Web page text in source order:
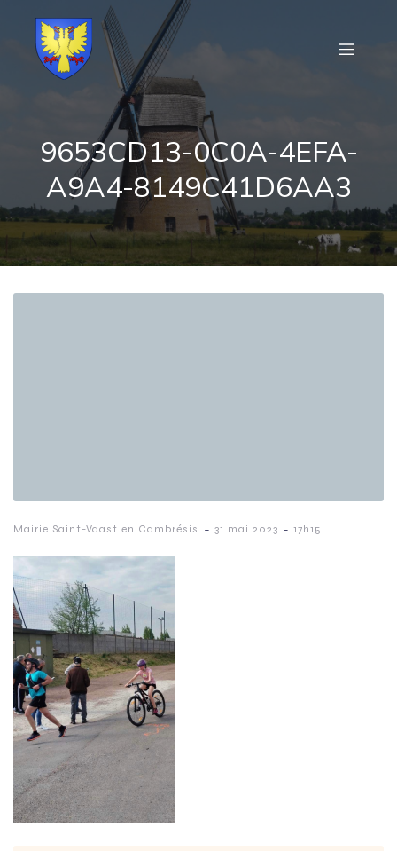
9653CD13-0C0A-4EFA-
A9A4-8149C41D6AA3
Mairie Saint-Vaast en Cambrésis - 31 mai 2023 - 17h15